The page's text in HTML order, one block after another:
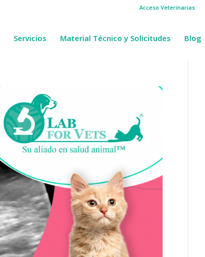
Acceso Veterinarias
Servicios Material Técnico y Solicitudes Blog